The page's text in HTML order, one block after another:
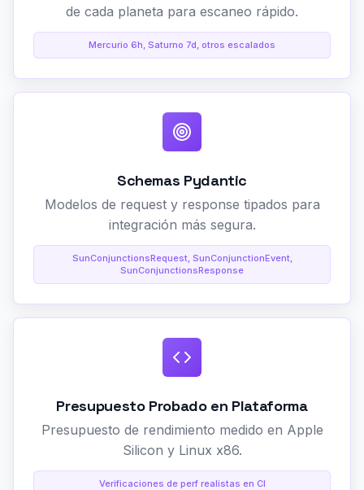
de cada planeta para escaneo rápido.
Mercurio 6h, Saturno 7d, otros escalados
Schemas Pydantic
Modelos de request y response tipados para
integración más segura.
SunConjunctionsRequest, SunConjunctionEvent,
SunConjunctionsResponse
Presupuesto Probado en Plataforma
Presupuesto de rendimiento medido en Apple
Silicon y Linux x86.
Verificaciones de perf realistas en CI